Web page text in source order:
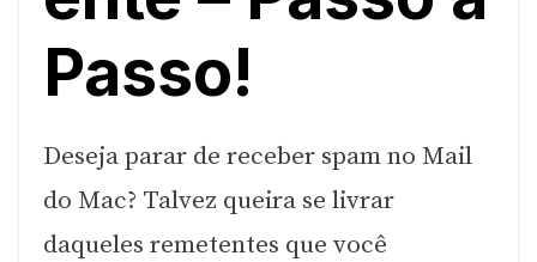
Passo!
Deseja parar de receber spam no Mail
do Mac? Talvez queira se livrar
daqueles remetentes que você